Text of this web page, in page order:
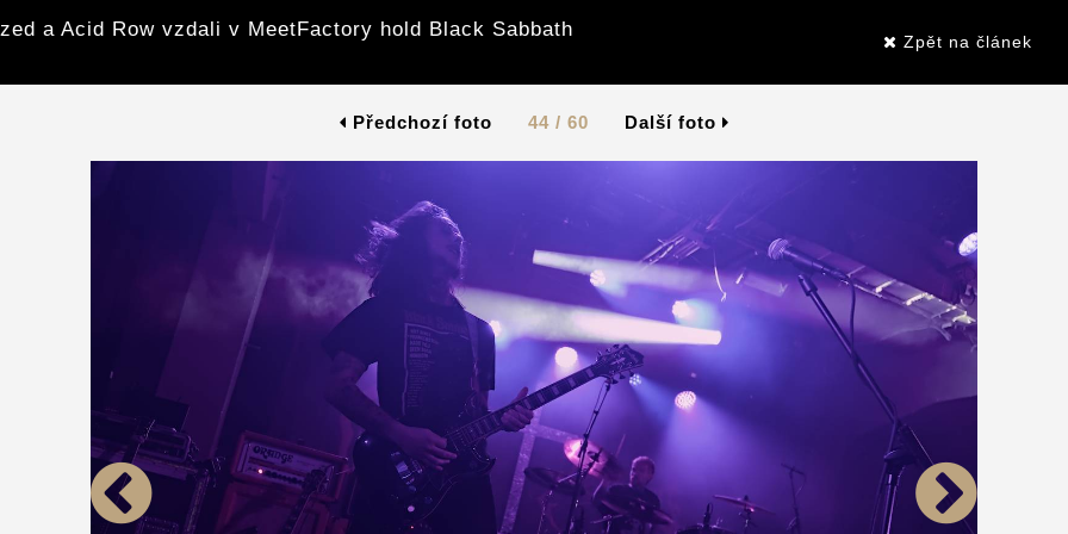
a Acid Row vzdali v MeetFactory hold Black Sabbath
Zpět na článek
Předchozí foto 44 / 60 Další foto